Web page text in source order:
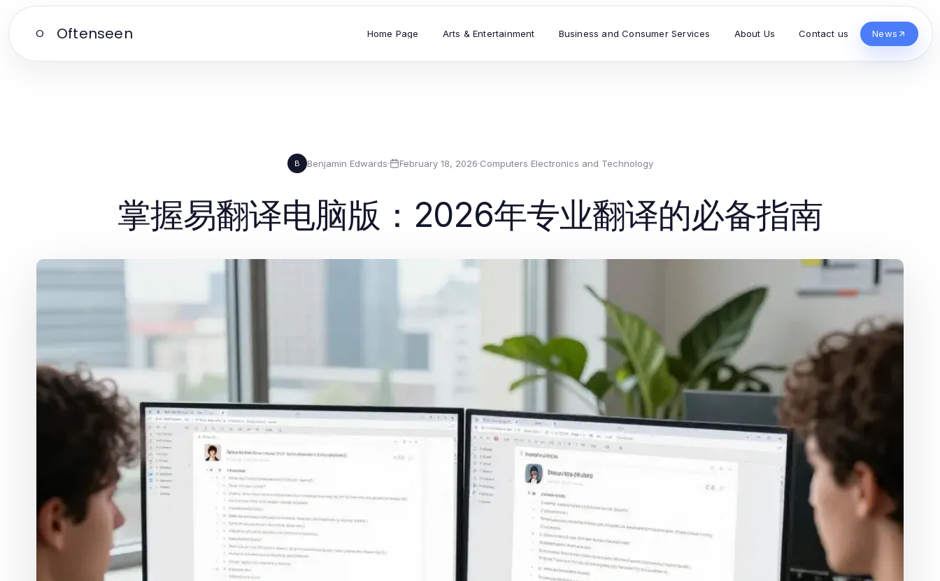
O Oftenseen Home Page Arts & Entertainment Business and Consumer Services About Us Contact us News
B Benjamin Edwards· February 18, 2026·Computers Electronics and Technology
掌握易翻译电脑版：2026年专业翻译的必备指南